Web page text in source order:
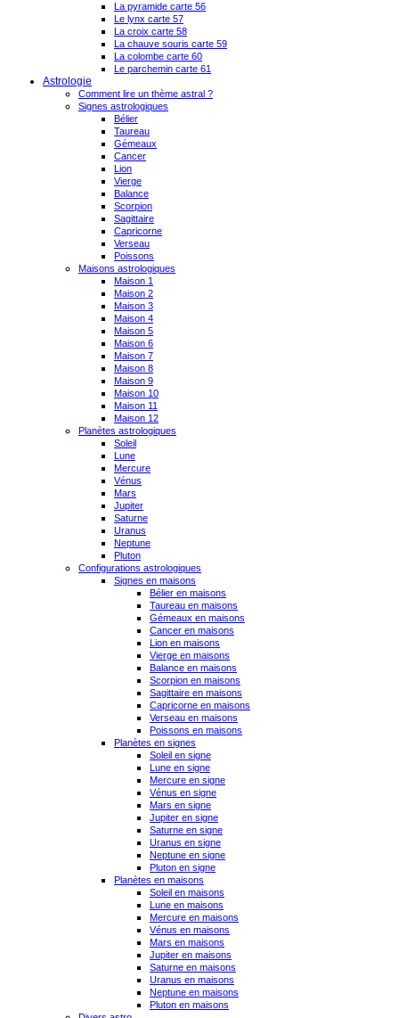
La pyramide carte 56
Le lynx carte 57
La croix carte 58
La chauve souris carte 59
La colombe carte 60
Le parchemin carte 61
Astrologie
Comment lire un thème astral ?
Signes astrologiques
Bélier
Taureau
Gémeaux
Cancer
Lion
Vierge
Balance
Scorpion
Sagittaire
Capricorne
Verseau
Poissons
Maisons astrologiques
Maison 1
Maison 2
Maison 3
Maison 4
Maison 5
Maison 6
Maison 7
Maison 8
Maison 9
Maison 10
Maison 11
Maison 12
Planètes astrologiques
Soleil
Lune
Mercure
Vénus
Mars
Jupiter
Saturne
Uranus
Neptune
Pluton
Configurations astrologiques
Signes en maisons
Bélier en maisons
Taureau en maisons
Gémeaux en maisons
Cancer en maisons
Lion en maisons
Vierge en maisons
Balance en maisons
Scorpion en maisons
Sagittaire en maisons
Capricorne en maisons
Verseau en maisons
Poissons en maisons
Planètes en signes
Soleil en signe
Lune en signe
Mercure en signe
Vénus en signe
Mars en signe
Jupiter en signe
Saturne en signe
Uranus en signe
Neptune en signe
Pluton en signe
Planètes en maisons
Soleil en maisons
Lune en maisons
Mercure en maisons
Vénus en maisons
Mars en maisons
Jupiter en maisons
Saturne en maisons
Uranus en maisons
Neptune en maisons
Pluton en maisons